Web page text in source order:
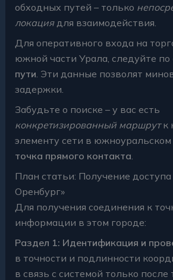
обходных путей – только
локациядля взаимодействия.
Для оперативного входа на
южной части Урала, следуйте по
пути . Эти данные позволят
задержки.
Забудьте о поиске – у вас есть
конкретизированный маршрутк
элементу сети в южноуральском
точка прямого контакта
План статьи: Получение доступа
Оренбург»
Для получения соединения к
информации в этом городе:
Раздел 1: Идентификация и
в точности и подлинности
в связь с системой только